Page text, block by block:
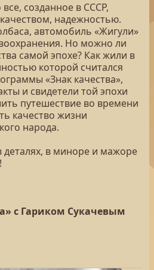
созданное в СССР,
надежностью.
автомобиль «Жигули»
Но можно ли
самой эпохе? Как жили в
которой считался
«Знак качества»,
и свидетели той эпохи
путешествие во времени
качество жизни
народа.
деталях, в миноре и мажоре
с Гариком Сукачевым